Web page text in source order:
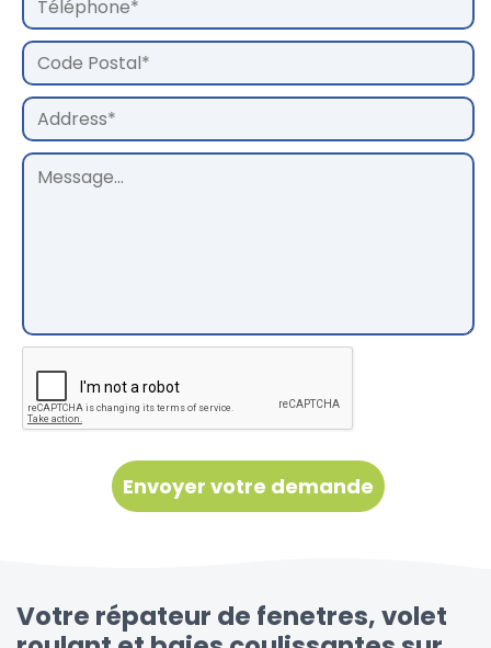
Votre répateur de fenetres, volet